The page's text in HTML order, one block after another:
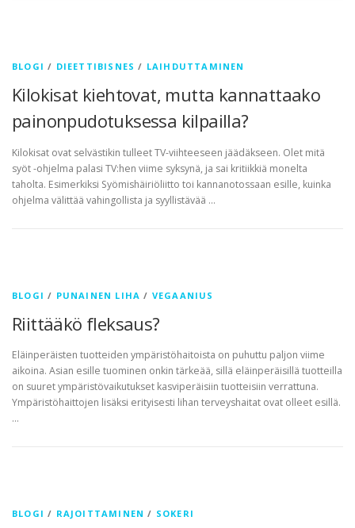
BLOGI / DIEETTIBISNES / LAIHDUTTAMINEN
Kilokisat kiehtovat, mutta kannattaako
painonpudotuksessa kilpailla?
Kilokisat ovat selvästikin tulleet TV-viihteeseen jäädäkseen. Olet mitä
syöt -ohjelma palasi TV:hen viime syksynä, ja sai kritiikkiä monelta
taholta. Esimerkiksi Syömishäiriöliitto toi kannanotossaan esille, kuinka
ohjelma välittää vahingollista ja syyllistävää …
BLOGI / PUNAINEN LIHA / VEGAANIUS
Riittääkö fleksaus?
Eläinperäisten tuotteiden ympäristöhaitoista on puhuttu paljon viime
aikoina. Asian esille tuominen onkin tärkeää, sillä eläinperäisillä tuotteilla
on suuret ympäristövaikutukset kasviperäisiin tuotteisiin verrattuna.
Ympäristöhaittojen lisäksi erityisesti lihan terveyshaitat ovat olleet esillä.
…
BLOGI / RAJOITTAMINEN / SOKERI